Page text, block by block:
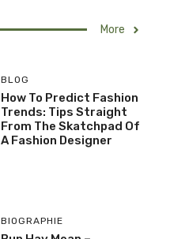
More
BLOG
How To Predict Fashion
Trends: Tips Straight
From The Skatchpad Of
A Fashion Designer
BIOGRAPHIE